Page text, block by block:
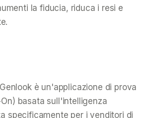
la fiducia, riduca i resi e
Genlook è un'applicazione di prova
basata sull'intelligenza
specificamente per i venditori di